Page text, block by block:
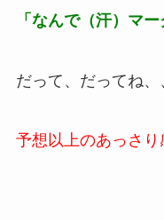
「なんで（汗）マー
だって、だってね、
予想以上のあっさり